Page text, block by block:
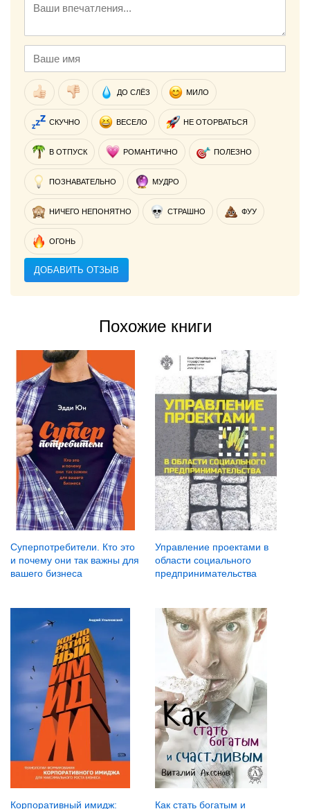
ДО СЛЁЗ МИЛО
СКУЧНО ВЕСЕЛО НЕ ОТОРВАТЬСЯ
В ОТПУСК РОМАНТИЧНО ПОЛЕЗНО
ПОЗНАВАТЕЛЬНО МУДРО
НИЧЕГО НЕПОНЯТНО СТРАШНО ФУУ
ОГОНЬ
ДОБАВИТЬ ОТЗЫВ
Похожие книги
Суперпотребители. Кто это
и почему они так важны для
вашего бизнеса
Управление проектами в
области социального
предпринимательства
Корпоративный имидж: Как стать богатым и